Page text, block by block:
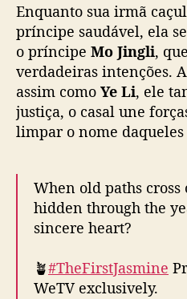
Enquanto sua irmã
príncipe saudável, ela
o príncipe Mo Jingli,
verdadeiras intenções.
assim como Ye Li, ele
justiça, o casal une
limpar o nome
When old paths
hidden through the
sincere heart?
🪴#TheFirstJasmine
WeTV exclusively.